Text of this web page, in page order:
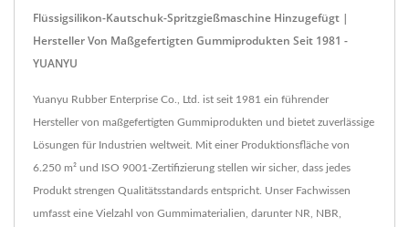
Flüssigsilikon-Kautschuk-Spritzgießmaschine Hinzugefügt |
Hersteller Von Maßgefertigten Gummiprodukten Seit 1981 -
YUANYU
Yuanyu Rubber Enterprise Co., Ltd. ist seit 1981 ein führender
Hersteller von maßgefertigten Gummiprodukten und bietet zuverlässige
Lösungen für Industrien weltweit. Mit einer Produktionsfläche von
6.250 m² und ISO 9001-Zertifizierung stellen wir sicher, dass jedes
Produkt strengen Qualitätsstandards entspricht. Unser Fachwissen
umfasst eine Vielzahl von Gummimaterialien, darunter NR, NBR,